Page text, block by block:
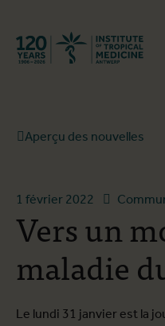
Aperçu des nouvelles
1 février 2022
Vers un
maladie
Le lundi 31 janvier est la